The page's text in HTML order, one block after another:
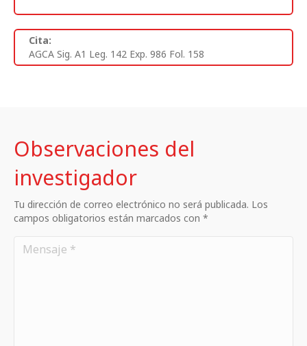
Cita:
AGCA Sig. A1 Leg. 142 Exp. 986 Fol. 158
Observaciones del
investigador
Tu dirección de correo electrónico no será publicada. Los
campos obligatorios están marcados con *